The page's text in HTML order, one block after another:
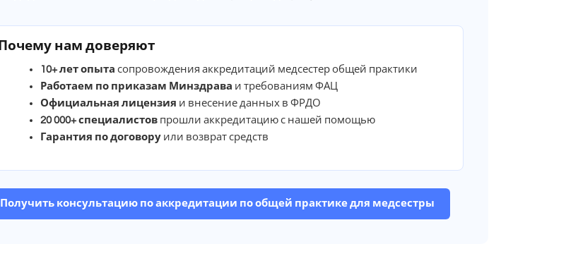
Почему нам доверяют
10+ лет опыта сопровождения аккредитаций медсестер общей практики
Работаем по приказам Минздрава и требованиям ФАЦ
Официальная лицензия и внесение данных в ФРДО
20 000+ специалистов прошли аккредитацию с нашей помощью
Гарантия по договору или возврат средств
Получить консультацию по аккредитации по общей практике для медсестры